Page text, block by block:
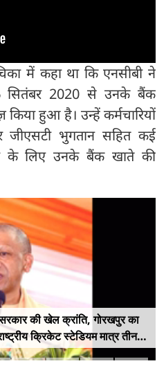
में कहा था कि एनसीबी ने
सितंबर 2020 से उनके बैंक
हुआ है। उन्हें कर्मचारियों
भुगतान सहित कई
के लिए उनके बैंक खाते की
की खेल क्रांति, गोरखपुर का
क्रिकेट स्टेडियम मात्र तीन
में लगभग 20% तैयार